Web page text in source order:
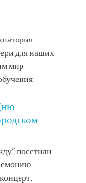
для наших
мир
посетили